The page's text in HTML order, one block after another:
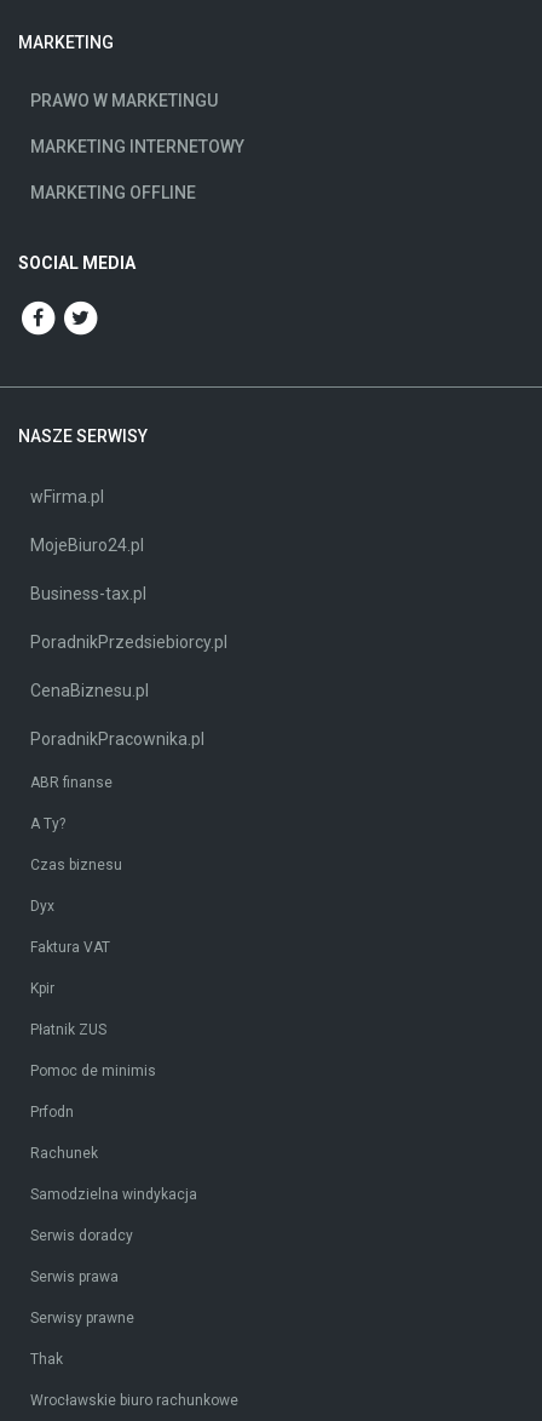
MARKETING
PRAWO W MARKETINGU
MARKETING INTERNETOWY
MARKETING OFFLINE
SOCIAL MEDIA
NASZE SERWISY
wFirma.pl
MojeBiuro24.pl
Business-tax.pl
PoradnikPrzedsiebiorcy.pl
CenaBiznesu.pl
PoradnikPracownika.pl
ABR finanse
A Ty?
Czas biznesu
Dyx
Faktura VAT
Kpir
Płatnik ZUS
Pomoc de minimis
Prfodn
Rachunek
Samodzielna windykacja
Serwis doradcy
Serwis prawa
Serwisy prawne
Thak
Wrocławskie biuro rachunkowe